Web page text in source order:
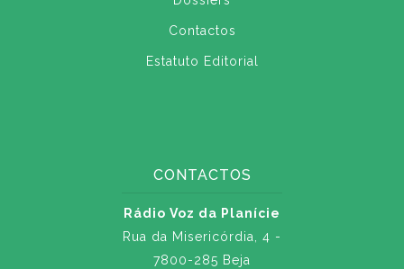
Contactos
Estatuto Editorial
CONTACTOS
Rádio Voz da Planície
Rua da Misericórdia, 4 -
7800-285 Beja